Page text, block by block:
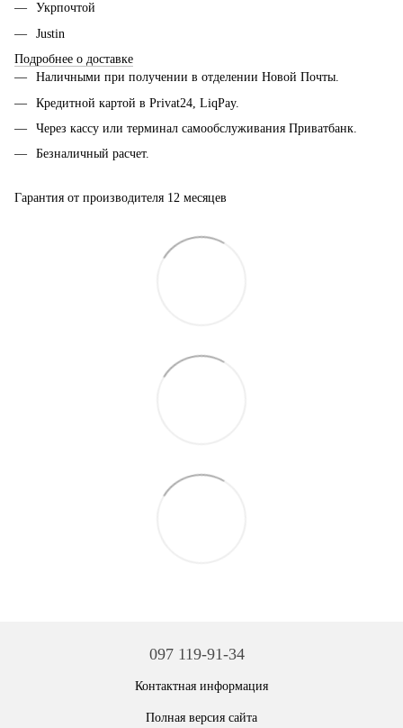
Укрпочтой
Justin
Подробнее о доставке
Наличными при получении в отделении Новой Почты.
Кредитной картой в Privat24, LiqPay.
Через кассу или терминал самообслуживания Приватбанк.
Безналичный расчет.
Гарантия от производителя 12 месяцев
097 119-91-34
Контактная информация
Полная версия сайта